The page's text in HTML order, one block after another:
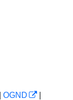
OGND